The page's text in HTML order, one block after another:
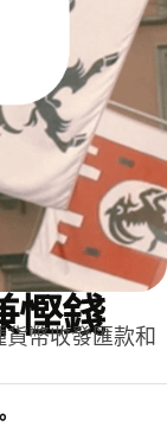
慳錢
幣收發匯款和